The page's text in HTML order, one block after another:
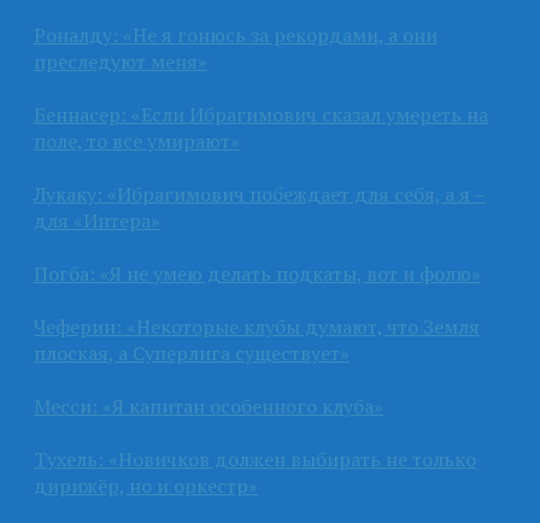
Роналду: «Не я гонюсь за рекордами, а они
преследуют меня»
Беннасер: «Если Ибрагимович сказал умереть на
поле, то все умирают»
Лукаку: «Ибрагимович побеждает для себя, а я –
для «Интера»
Погба: «Я не умею делать подкаты, вот и фолю»
Чеферин: «Некоторые клубы думают, что Земля
плоская, а Суперлига существует»
Месси: «Я капитан особенного клуба»
Тухель: «Новичков должен выбирать не только
дирижёр, но и оркестр»